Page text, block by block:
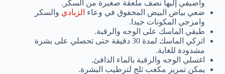
وأضيفي إليها نصف ملعقة صغيرة من السكر.
ضعي بياض البيض المخفوق في وعاء الزبادي والسكر
وامزجي المكونات جيدا.
طبقي الماسك على الوجه والرقبة.
اتركي الماسك لمدة 30 دقيقة حتى تحصلي على بشرة
مشدودة للغاية.
اغسلي الوجه والرقبة بالماء الدافئ.
يمكن تمرير مكعب ثلج لترطيب البشرة.